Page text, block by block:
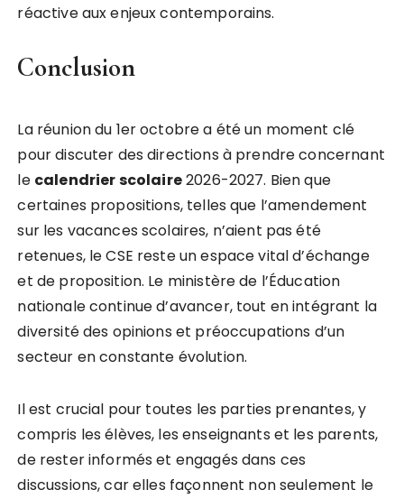
réactive aux enjeux contemporains.
Conclusion
La réunion du 1er octobre a été un moment clé
pour discuter des directions à prendre concernant
le calendrierscolaire2026-2027. Bien que
certaines propositions, telles que l’amendement
sur les vacances scolaires, n’aient pas été
retenues, le CSE reste un espace vital d’échange
et de proposition. Le ministère de l’Éducation
nationale continue d’avancer, tout en intégrant la
diversité des opinions et préoccupations d’un
secteur en constante évolution.
Il est crucial pour toutes les parties prenantes, y
compris les élèves, les enseignants et les parents,
de rester informés et engagés dans ces
discussions, car elles façonnent non seulement le